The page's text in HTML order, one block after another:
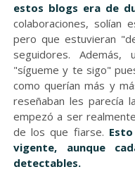
estos blogs era de
colaboraciones, solían
pero que estuvieran
seguidores.
"sígueme y te sigo"
como querían más y
reseñaban les parecía
empezó a ser
de los que fiarse.
vigente, aunque
detectables.